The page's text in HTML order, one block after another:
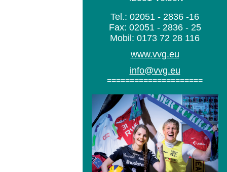
Tel.: 02051 - 2836 -16
Fax: 02051 - 2836 - 25
Mobil: 0173 72 28 116
www.vvg.eu
info@vvg.eu
=====================